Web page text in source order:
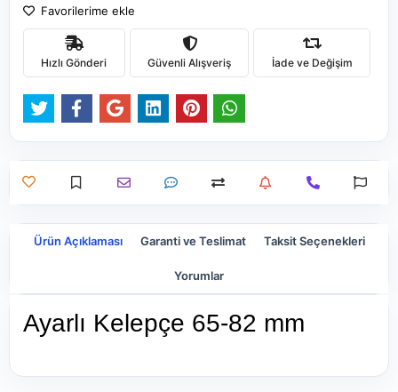
Favorilerime ekle
Hızlı Gönderi Güvenli Alışveriş İade ve Değişim
Ürün Açıklaması Garanti ve Teslimat Taksit Seçenekleri
Yorumlar
Ayarlı Kelepçe 65-82 mm